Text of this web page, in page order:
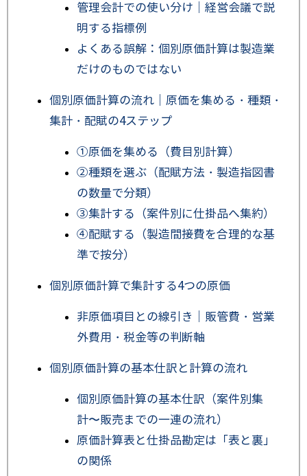
管理会計での使い分け｜経営会議で説
明する指標例
よくある誤解：個別原価計算は製造業
だけのものではない
個別原価計算の流れ｜原価を集める・種類・
集計・配賦の4ステップ
①原価を集める（費目別計算）
②種類を選ぶ（配賦方法・製造指図書
の数量で分類）
③集計する（案件別に仕掛品へ集約）
④配賦する（製造間接費を合理的な基
準で按分）
個別原価計算で集計する4つの原価
非原価項目との線引き｜販管費・営業
外費用・税金等の判断軸
個別原価計算の基本仕訳と計算の流れ
個別原価計算の基本仕訳（案件別集
計〜販売までの一連の流れ）
原価計算表と仕掛品勘定は「表と裏」
の関係